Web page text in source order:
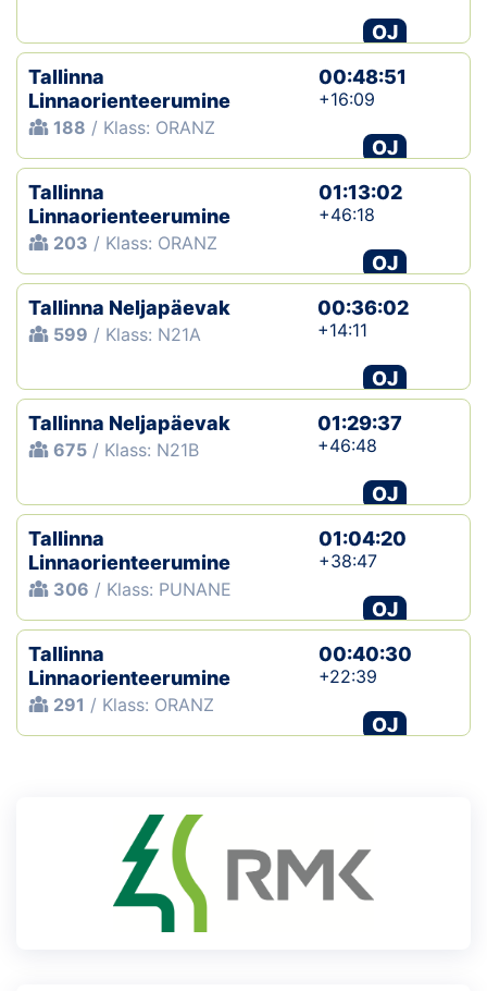
OJ
Tallinna
Linnaorienteerumine
188 / Klass: ORANZ
00:48:51
+16:09
OJ
Tallinna
Linnaorienteerumine
203 / Klass: ORANZ
01:13:02
+46:18
OJ
Tallinna Neljapäevak
599 / Klass: N21A
00:36:02
+14:11
OJ
Tallinna Neljapäevak
675 / Klass: N21B
01:29:37
+46:48
OJ
Tallinna
Linnaorienteerumine
306 / Klass: PUNANE
01:04:20
+38:47
OJ
Tallinna
Linnaorienteerumine
291 / Klass: ORANZ
00:40:30
+22:39
OJ